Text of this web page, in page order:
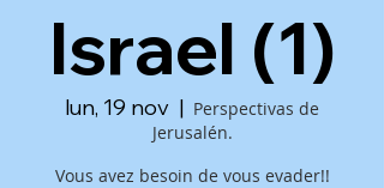
Israel (1)
lun, 19 nov
  |
Perspectivas de
Jerusalén.
Vous avez besoin de vous evader!!